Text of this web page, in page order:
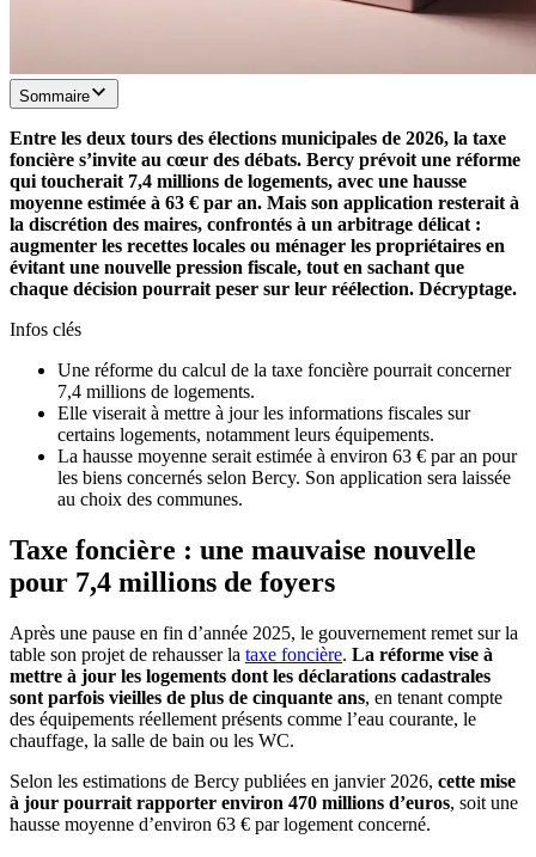
Sommaire
Entre les deux tours des élections municipales de 2026, la taxe
foncière s’invite au cœur des débats. Bercy prévoit une réforme
qui toucherait 7,4 millions de logements, avec une hausse
moyenne estimée à 63 € par an. Mais son application resterait à
la discrétion des maires, confrontés à un arbitrage délicat :
augmenter les recettes locales ou ménager les propriétaires en
évitant une nouvelle pression fiscale, tout en sachant que
chaque décision pourrait peser sur leur réélection. Décryptage.
Infos clés
Une réforme du calcul de la taxe foncière pourrait concerner
7,4 millions de logements.
Elle viserait à mettre à jour les informations fiscales sur
certains logements, notamment leurs équipements.
La hausse moyenne serait estimée à environ 63 € par an pour
les biens concernés selon Bercy. Son application sera laissée
au choix des communes.
Taxe foncière : une mauvaise nouvelle
pour 7,4 millions de foyers
Après une pause en fin d’année 2025, le gouvernement remet sur la
table son projet de rehausser la taxe foncière. La réforme vise à
mettre à jour les logements dont les déclarations cadastrales
sont parfois vieilles de plus de cinquante ans, en tenant compte
des équipements réellement présents comme l’eau courante, le
chauffage, la salle de bain ou les WC.
Selon les estimations de Bercy publiées en janvier 2026, cette mise
à jour pourrait rapporter environ 470 millions d’euros, soit une
hausse moyenne d’environ 63 € par logement concerné.